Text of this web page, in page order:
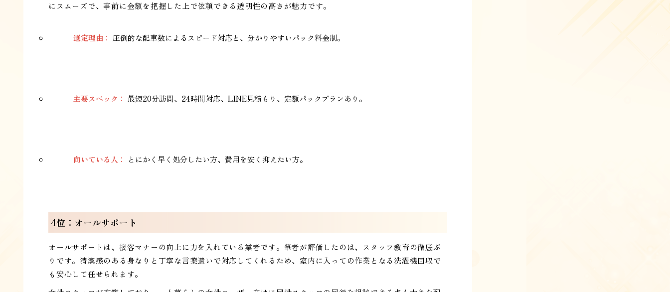
にスムーズで、事前に金額を把握した上で依頼できる透明性の高さが魅力です。
選定理由： 圧倒的な配車数によるスピード対応と、分かりやすいパック料金制。
主要スペック： 最短20分訪問、24時間対応、LINE見積もり、定額パックプランあり。
向いている人： とにかく早く処分したい方、費用を安く抑えたい方。
4位：オールサポート
オールサポートは、接客マナーの向上に力を入れている業者です。筆者が評価したのは、スタッフ教育の徹底ぶ
りです。清潔感のある身なりと丁寧な言葉遣いで対応してくれるため、室内に入っての作業となる洗濯機回収で
も安心して任せられます。